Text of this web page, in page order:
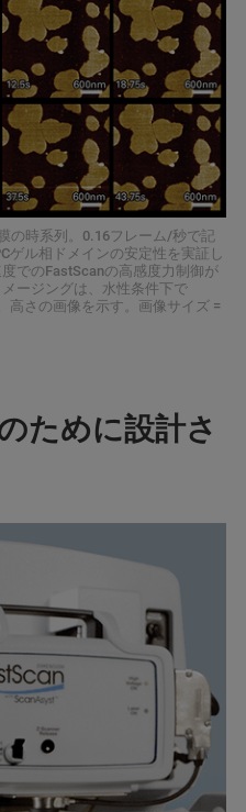
の時系列。0.16フレーム/秒で記
ゲル相ドメインの安定性を実証し
でのFastScanの高感度力制御が
ージングは、水性条件下で
高さの画像を示す。画像サイズ =
ために設計さ